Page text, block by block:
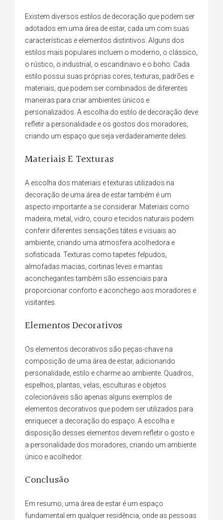
Existem diversos estilos de decoração que podem ser
adotados em uma área de estar, cada um com suas
características e elementos distintivos. Alguns dos
estilos mais populares incluem o moderno, o clássico,
o rústico, o industrial, o escandinavo e o boho. Cada
estilo possui suas próprias cores, texturas, padrões e
materiais, que podem ser combinados de diferentes
maneiras para criar ambientes únicos e
personalizados. A escolha do estilo de decoração deve
refletir a personalidade e os gostos dos moradores,
criando um espaço que seja verdadeiramente deles.
Materiais E Texturas
A escolha dos materiais e texturas utilizados na
decoração de uma área de estar também é um
aspecto importante a se considerar. Materiais como
madeira, metal, vidro, couro e tecidos naturais podem
conferir diferentes sensações táteis e visuais ao
ambiente, criando uma atmosfera acolhedora e
sofisticada. Texturas como tapetes felpudos,
almofadas macias, cortinas leves e mantas
aconchegantes também são essenciais para
proporcionar conforto e aconchego aos moradores e
visitantes.
Elementos Decorativos
Os elementos decorativos são peças-chave na
composição de uma área de estar, adicionando
personalidade, estilo e charme ao ambiente. Quadros,
espelhos, plantas, velas, esculturas e objetos
colecionáveis são apenas alguns exemplos de
elementos decorativos que podem ser utilizados para
enriquecer a decoração do espaço. A escolha e
disposição desses elementos devem refletir o gosto e
a personalidade dos moradores, criando um ambiente
único e acolhedor.
Conclusão
Em resumo, uma área de estar é um espaço
fundamental em qualquer residência, onde as pessoas